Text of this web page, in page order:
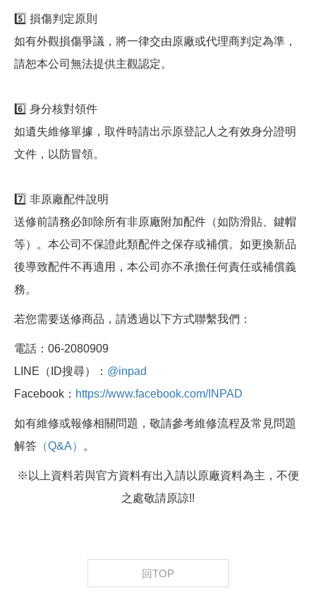
5️⃣ 損傷判定原則
如有外觀損傷爭議，將一律交由原廠或代理商判定為準，
請恕本公司無法提供主觀認定。
6️⃣ 身分核對領件
如遺失維修單據，取件時請出示原登記人之有效身分證明
文件，以防冒領。
7️⃣ 非原廠配件說明
送修前請務必卸除所有非原廠附加配件（如防滑貼、鍵帽
等）。本公司不保證此類配件之保存或補償。如更換新品
後導致配件不再適用，本公司亦不承擔任何責任或補償義
務。
若您需要送修商品，請透過以下方式聯繫我們：
電話：06-2080909
LINE（ID搜尋）： @inpad
Facebook： https://www.facebook.com/INPAD
如有維修或報修相關問題，敬請參考維修流程及常見問題
解答 （Q&A） 。
※以上資料若與官方資料有出入請以原廠資料為主，不便
之處敬請原諒!!
回TOP